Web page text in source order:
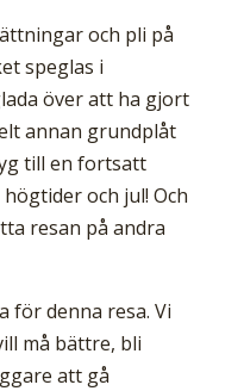
och pli på
speglas i
över att ha gjort
annan grundplåt
till en fortsatt
och jul! Och
resan på andra
för denna resa. Vi
må bättre, bli
att gå